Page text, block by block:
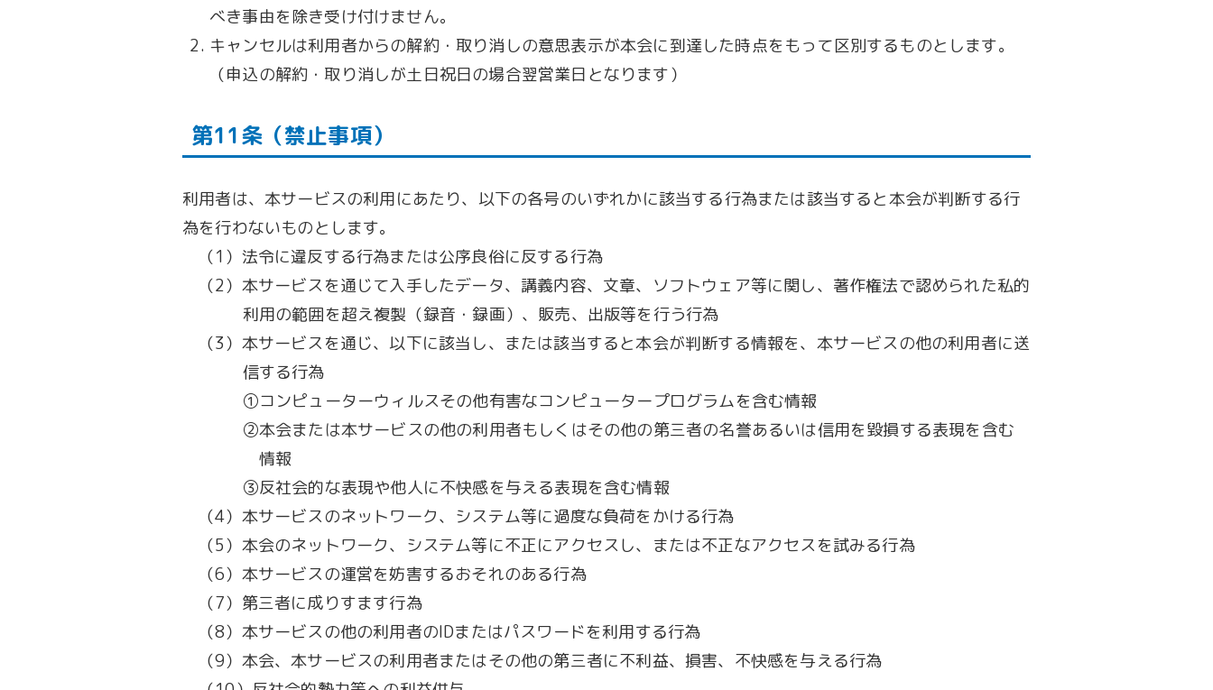
べき事由を除き受け付けません。
キャンセルは利用者からの解約・取り消しの意思表示が本会に到達した時点をもって区別するものとします。
（申込の解約・取り消しが土日祝日の場合翌営業日となります）
第11条（禁止事項）
利用者は、本サービスの利用にあたり、以下の各号のいずれかに該当する行為または該当すると本会が判断する行
為を行わないものとします。
（1）法令に違反する行為または公序良俗に反する行為
（2）本サービスを通じて入手したデータ、講義内容、文章、ソフトウェア等に関し、著作権法で認められた私的
利用の範囲を超え複製（録音・録画）、販売、出版等を行う行為
（3）本サービスを通じ、以下に該当し、または該当すると本会が判断する情報を、本サービスの他の利用者に送
信する行為
①コンピューターウィルスその他有害なコンピュータープログラムを含む情報
②本会または本サービスの他の利用者もしくはその他の第三者の名誉あるいは信用を毀損する表現を含む
情報
③反社会的な表現や他人に不快感を与える表現を含む情報
（4）本サービスのネットワーク、システム等に過度な負荷をかける行為
（5）本会のネットワーク、システム等に不正にアクセスし、または不正なアクセスを試みる行為
（6）本サービスの運営を妨害するおそれのある行為
（7）第三者に成りすます行為
（8）本サービスの他の利用者のIDまたはパスワードを利用する行為
（9）本会、本サービスの利用者またはその他の第三者に不利益、損害、不快感を与える行為